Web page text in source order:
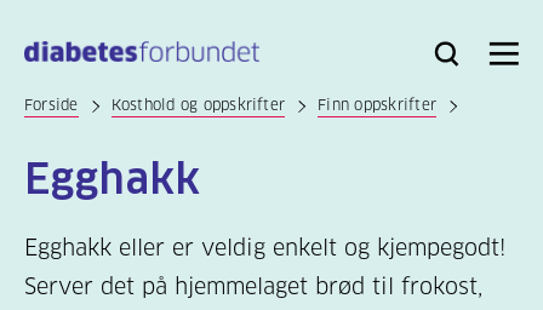
hovedinnhold
Bli
Logg
Søk Meny
Forside Kosthold og oppskrifter Finn oppskrifter
Egghakk
Egghakk eller er veldig enkelt og kjempegodt!
Server det på hjemmelaget brød til frokost,